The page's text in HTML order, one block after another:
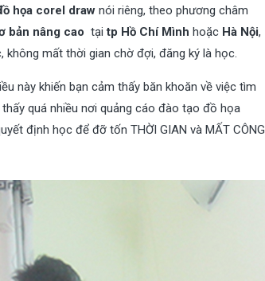
họa corel draw nói riêng, theo phương châm
bản nâng cao tạitp Hồ Chí Mình hoặc Hà Nội,
không mất thời gian chờ đợi, đăng ký là học.
này khiến bạn cảm thấy băn khoăn về việc tìm
thấy quá nhiều nơi quảng cáo đào tạo đồ họa
định học để đỡ tốn THỜI GIAN và MẤT CÔNG